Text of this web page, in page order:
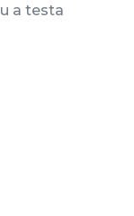
a testa